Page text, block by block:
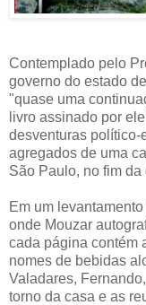
Contemplado pelo
governo do estado
"quase uma
livro assinado por
desventuras político-
agregados de uma
São Paulo, no fim
Em um
onde Mouzar
cada página contém
nomes de bebidas
Valadares,
torno da casa e as